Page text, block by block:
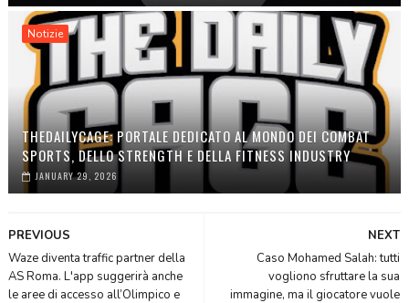
Notizie
THEDAILYCAGE: PORTALE DEDICATO AL MONDO DEI COMBAT
SPORTS, DELLO STRENGTH E DELLA FITNESS INDUSTRY
JANUARY 29, 2026
NEXT
Caso Mohamed Salah: tutti
vogliono sfruttare la sua
immagine, ma il giocatore vuole
PREVIOUS
Waze diventa traffic partner della
AS Roma. L'app suggerirà anche
le aree di accesso all’Olimpico e